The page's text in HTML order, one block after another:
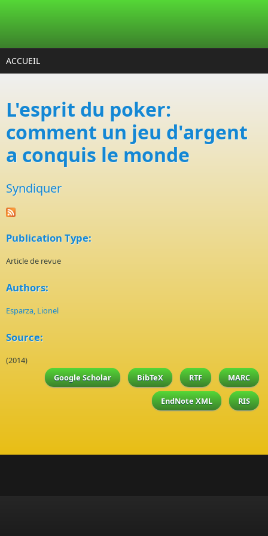
ACCUEIL
L'esprit du poker:
comment un jeu d'argent
a conquis le monde
Syndiquer
Publication Type:
Article de revue
Authors:
Esparza, Lionel
Source:
(2014)
Google Scholar
BibTeX RTF MARC
EndNote XML RIS